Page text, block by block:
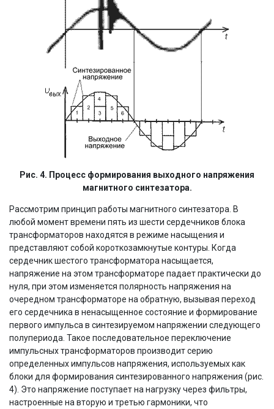
Рис. 4. Процесс формирования выходного напряжения
магнитного синтезатора.
Рассмотрим принцип работы магнитного синтезатора. В
любой момент времени пять из шести сердечников блока
трансформаторов находятся в режиме насыщения и
представляют собой короткозамкнутые контуры. Когда
сердечник шестого трансформатора насыщается,
напряжение на этом трансформаторе падает практически до
нуля, при этом изменяется полярность напряжения на
очередном трансформаторе на обратную, вызывая переход
его сердечника в ненасыщенное состояние и формирование
первого импульса в синтезируемом напряжении следующего
полупериода. Такое последовательное переключение
импульсных трансформаторов производит серию
определенных импульсов напряжения, используемых как
блоки для формирования синтезированного напряжения (рис.
4). Это напряжение поступает на нагрузку через фильтры,
настроенные на вторую и третью гармоники, что